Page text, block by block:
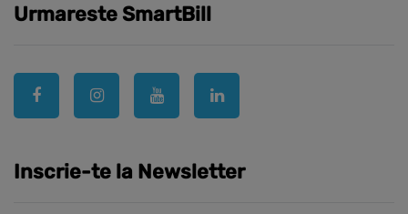
Urmareste SmartBill
Inscrie-te la Newsletter